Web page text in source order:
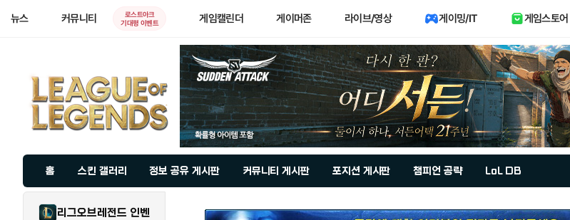
뉴스 커뮤니티
로스트아크
기대평 이벤트
게임캘린더 게이머존 라이브/영상 게이밍/IT 게임스토어
홈 스킨 갤러리 정보 공유 게시판 커뮤니티 게시판 포지션 게시판 챔피언 공략 LoL DB
리그오브레전드 인벤